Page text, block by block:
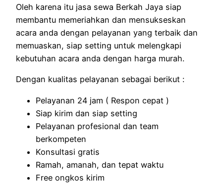
Oleh karena itu jasa sewa Berkah Jaya siap
membantu memeriahkan dan mensukseskan
acara anda dengan pelayanan yang terbaik dan
memuaskan, siap setting untuk melengkapi
kebutuhan acara anda dengan harga murah.
Dengan kualitas pelayanan sebagai berikut :
Pelayanan 24 jam ( Respon cepat )
Siap kirim dan siap setting
Pelayanan profesional dan team
berkompeten
Konsultasi gratis
Ramah, amanah, dan tepat waktu
Free ongkos kirim